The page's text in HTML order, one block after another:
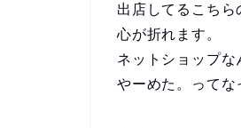
出店してるこちら
心が折れます。
ネットショップな
やーめた。ってな